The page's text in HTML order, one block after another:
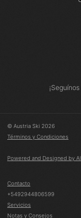
© Austria Ski 2026
Términos y Condiciones
Powered and Designed by
Contacto
+5492944806599
Servicios
Notas y Consejos